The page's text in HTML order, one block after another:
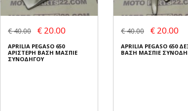
€ 40.00 € 20.00
APRILIA PEGASO 650
ΑΡΙΣΤΕΡΗ ΒΑΣΗ ΜΑΣΠΙΕ
ΣΥΝΟΔΗΓΟΥ
€ 40.00 € 20.00
APRILIA PEGASO 650
ΒΑΣΗ ΜΑΣΠΙΕ